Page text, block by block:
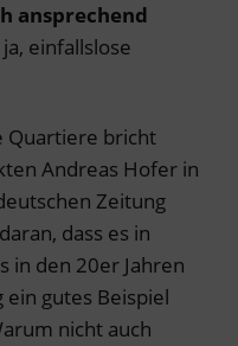
ansprechend
einfallslose
Quartiere bricht
Andreas Hofer in
Zeitung
dass es in
in den 20er Jahren
gutes Beispiel
nicht auch